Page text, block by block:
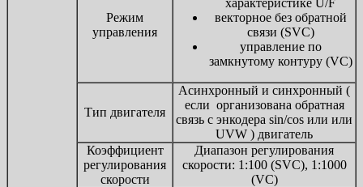
Режим
управления
векторное без обратной
связи (SVC)
управление по
замкнутому контуру (VC)
Тип двигателя
Асинхронный и синхронный (
если организована обратная
связь с энкодера sin/cos или или
UVW ) двигатель
Коэффициент
регулирования
скорости
Диапазон регулирования
скорости: 1:100 (SVC), 1:1000
(VC)